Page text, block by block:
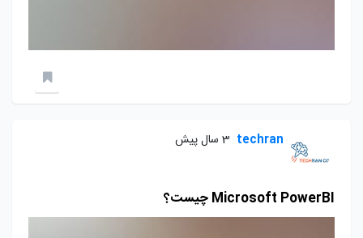
techran 3 سال پیش
Microsoft PowerBI چیست؟